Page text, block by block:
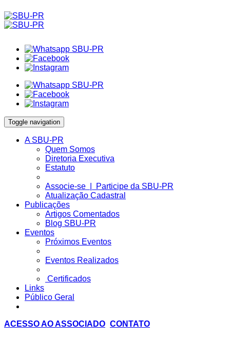
Toggle navigation
A SBU-PR
Quem Somos
Diretoria Executiva
Estatuto
Associe-se | Participe da SBU-PR
Atualização Cadastral
Publicações
Artigos Comentados
Blog SBU-PR
Eventos
Próximos Eventos
Eventos Realizados
Certificados
Links
Público Geral
ACESSO AO ASSOCIADO CONTATO